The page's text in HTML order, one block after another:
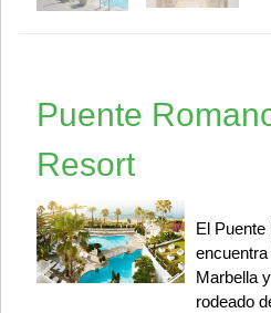
Puente
Resort
El
Marbella
rodeado